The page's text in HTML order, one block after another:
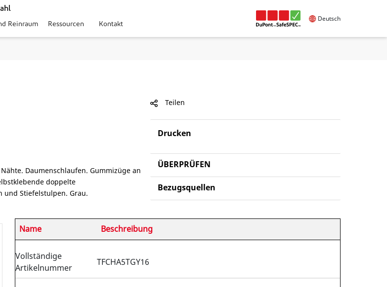
Deutsch
Reinraum Ressourcen Kontakt
Daumenschlaufen. Gummizüge an
doppelte
und Stiefelstulpen. Grau.
Teilen
Drucken
ÜBERPRÜFEN
Bezugsquellen
Name Beschreibung
Vollständige
Artikelnummer
TFCHA5TGY16